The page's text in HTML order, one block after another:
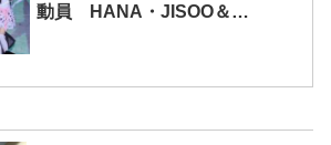
動員 HANA・JISOO＆